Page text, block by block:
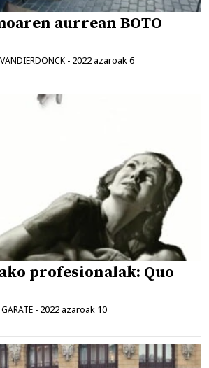
aurrean BOTO
- 2022 azaroak 6
profesionalak: Quo
- 2022 azaroak 10